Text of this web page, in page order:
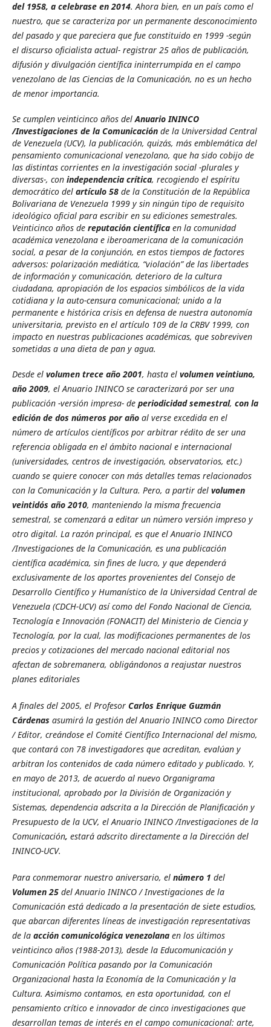
del 1958, a celebrase en 2014. Ahora bien, en un país como el
nuestro, que se caracteriza por un permanente desconocimiento
del pasado y que pareciera que fue constituido en 1999 -según
el discurso oficialista actual- registrar 25 años de publicación,
difusión y divulgación científica ininterrumpida en el campo
venezolano de las Ciencias de la Comunicación, no es un hecho
de menor importancia.
Se cumplen veinticinco años delAnuario ININCO
/Investigaciones de la Comunicación de la Universidad Central
de Venezuela (UCV), la publicación, quizás, más emblemática del
pensamiento comunicacional venezolano, que ha sido cobijo de
las distintas corrientes en la investigación social -plurales y
diversas-, con independencia crítica, recogiendo el espíritu
democrático del artículo 58 de la Constitución de la República
Bolivariana de Venezuela 1999 y sin ningún tipo de requisito
ideológico oficial para escribir en su ediciones semestrales.
Veinticinco años de reputación científicaen la comunidad
académica venezolana e iberoamericana de la comunicación
social, a pesar de la conjunción, en estos tiempos de factores
adversos: polarización mediática, “violación” de las libertades
de información y comunicación, deterioro de la cultura
ciudadana, apropiación de los espacios simbólicos de la vida
cotidiana y la auto-censura comunicacional; unido a la
permanente e histórica crisis en defensa de nuestra autonomía
universitaria, previsto en el artículo 109 de la CRBV 1999, con
impacto en nuestras publicaciones académicas, que sobreviven
sometidas a una dieta de pan y agua.
Desde el volumen trece año 2001, hasta el volumen veintiuno,
año 2009, el Anuario ININCO se caracterizará por ser una
publicación -versión impresa- deperiodicidad semestral, con la
edición de dos números por año al verse excedida en el
número de artículos científicos por arbitrar rédito de ser una
referencia obligada en el ámbito nacional e internacional
(universidades, centros de investigación, observatorios, etc.)
cuando se quiere conocer con más detalles temas relacionados
con la Comunicación y la Cultura. Pero, a partir del volumen
veintidós año 2010, manteniendo la misma frecuencia
semestral, se comenzará a editar un número versión impreso y
otro digital. La razón principal, es que el Anuario ININCO
/Investigaciones de la Comunicación, es una publicación
científica académica, sin fines de lucro, y que dependerá
exclusivamente de los aportes provenientes del Consejo de
Desarrollo Científico y Humanístico de la Universidad Central de
Venezuela (CDCH-UCV) así como del Fondo Nacional de Ciencia,
Tecnología e Innovación (FONACIT) del Ministerio de Ciencia y
Tecnología, por la cual, las modificaciones permanentes de los
precios y cotizaciones del mercado nacional editorial nos
afectan de sobremanera, obligándonos a reajustar nuestros
planes editoriales
A finales del 2005, el ProfesorCarlos Enrique Guzmán
Cárdenasasumirá la gestión del Anuario ININCO como Director
/ Editor, creándose el Comité Científico Internacional del mismo,
que contará con 78 investigadores que acreditan, evalúan y
arbitran los contenidos de cada número editado y publicado. Y,
en mayo de 2013, de acuerdo al nuevo Organigrama
institucional, aprobado por la División de Organización y
Sistemas, dependencia adscrita a la Dirección de Planificación y
Presupuesto de la UCV, el Anuario ININCO /Investigaciones de la
Comunicación, estará adscrito directamente a la Dirección del
ININCO-UCV.
Para conmemorar nuestro aniversario, el número 1 del
Volumen 25del Anuario ININCO / Investigaciones de la
Comunicación está dedicado a la presentación de siete estudios,
que abarcan diferentes líneas de investigación representativas
de la acción comunicológica venezolanaen los últimos
veinticinco años (1988-2013), desde la Educomunicación y
Comunicación Política pasando por la Comunicación
Organizacional hasta la Economía de la Comunicación y la
Cultura. Asimismo contamos, en esta oportunidad, con el
pensamiento crítico e innovador de cinco investigaciones que
desarrollan temas de interés en el campo comunicacional: arte,